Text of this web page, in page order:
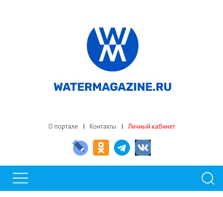
О портале Контакты Личный кабинет